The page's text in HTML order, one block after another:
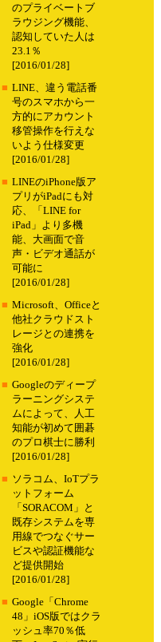
のプライベートブ
ラウジング機能、
認知していた人は
23.1％
[2016/01/28]
■ LINE、違う電話番
号のスマホから一
方的にアカウント
移管操作を行えな
いよう仕様変更
[2016/01/28]
■ LINEのiPhone版ア
プリがiPadにも対
応、「LINE for
iPad」より多機
能、大画面で音
声・ビデオ通話が
可能に
[2016/01/28]
■ Microsoft、Officeと
他社クラウドスト
レージとの連携を
強化
[2016/01/28]
■ Googleのディープ
ラーニングシステ
ムによって、人工
知能が初めて囲碁
のプロ棋士に勝利
[2016/01/28]
■ ソラコム、IoTプラ
ットフォーム
「SORACOM」と
既存システムを専
用線でつなぐサー
ビスや認証機能な
ど提供開始
[2016/01/28]
■ Google「Chrome
48」iOS版ではクラ
ッシュ率70％低